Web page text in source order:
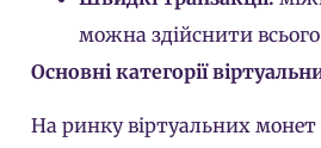
можна здійснити
Основні категорії
На ринку віртуальних монет